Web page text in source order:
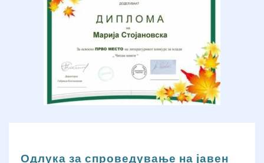
Одлука за спроведување на јавен